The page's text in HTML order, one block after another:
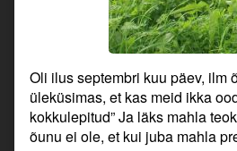
Oli ilus septembri kuu päev, ilm
üleküsimas, et kas meid ikka
kokkulepitud” Ja läks mahla
õunu ei ole, et kui juba mahla